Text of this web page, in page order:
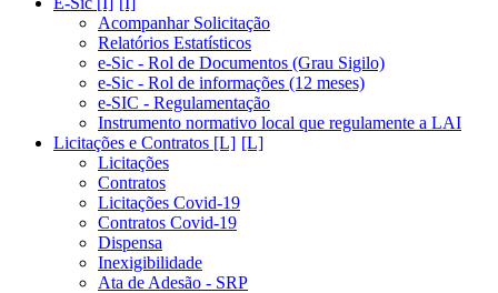
Acompanhar Solicitação
Relatórios Estatísticos
e-Sic - Rol de Documentos (Grau Sigilo)
e-Sic - Rol de informações (12 meses)
e-SIC - Regulamentação
Instrumento normativo local que regulamente a LAI
Licitações e Contratos [L]
Licitações
Contratos
Licitações Covid-19
Contratos Covid-19
Dispensa
Inexigibilidade
Ata de Adesão - SRP